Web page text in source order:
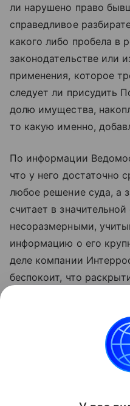
ли нарушено право
справедливое
какого либо пробела в
законодательстве или
применения, которое
следует ли присудить
долю имущества,
то какую именно,
По информации
что у него достаточно
любое решение суда, а
считает в
несоразмерными,
информацию о его
деле компании
беспокоит, что